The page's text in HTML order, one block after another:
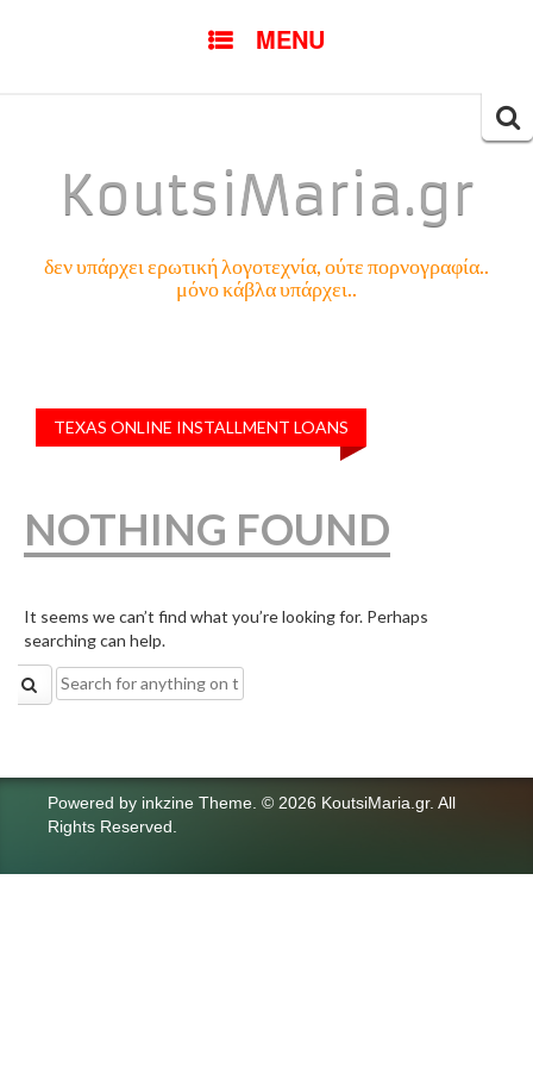
MENU
KoutsiMaria.gr
δεν υπάρχει ερωτική λογοτεχνία, ούτε πορνογραφία..
μόνο κάβλα υπάρχει..
TEXAS ONLINE INSTALLMENT LOANS
NOTHING FOUND
It seems we can’t find what you’re looking for. Perhaps
searching can help.
Search
for:
Powered by inkzine Theme © 2026 KoutsiMaria.gr. All
Rights Reserved.